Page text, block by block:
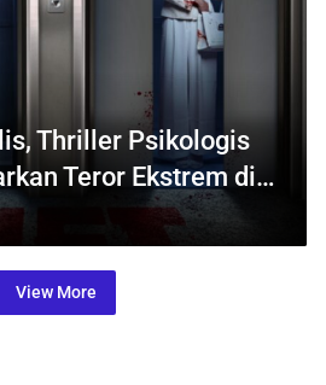
Thriller Psikologis
Teror Ekstrem di
View More